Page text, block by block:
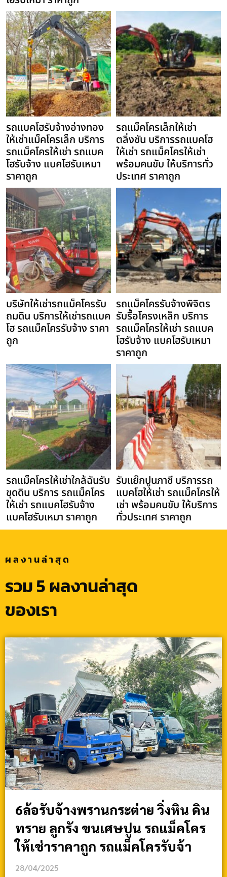
รถแบคโฮรับจ้างอ่างทอง
ให้เช่าแม็คโครเล็ก บริการ
รถแม็คโครให้เช่า รถแบค
โฮรับจ้าง แบคโฮรับเหมา
ราคาถูก
รถแม็คโครเล็กให้เช่า
ตลิ่งชัน บริการรถแบคโฮ
ให้เช่า รถแม็คโครให้เช่า
พร้อมคนขับ ให้บริการทั่ว
ประเทศ ราคาถูก
บริษัทให้เช่ารถแม็คโครรับ
ถมดิน บริการให้เช่ารถแบค
โฮ รถแม็คโครรับจ้าง ราคา
ถูก
รถแม็คโครรับจ้างพิจิตร
รับรื้อโครงเหล็ก บริการ
รถแม็คโครให้เช่า รถแบค
โฮรับจ้าง แบคโฮรับเหมา
ราคาถูก
รถแม็คโครให้เช่าใกล้ฉันรับ
ขุดดิน บริการ รถแม็คโคร
ให้เช่า รถแบคโฮรับจ้าง
แบคโฮรับเหมา ราคาถูก
รับแย๊กปูนภาชี บริการรถ
แบคโฮให้เช่า รถแม็คโครให้
เช่า พร้อมคนขับ ให้บริการ
ทั่วประเทศ ราคาถูก
ผลงานล่าสุด
รวม 5 ผลงานล่าสุด
ของเรา
6ล้อรับจ้างพรานกระต่าย วิ่งหิน ดิน
ทราย ลูกรัง ขนเศษปูน รถแม็คโคร
ให้เช่าราคาถูก รถแม็คโครรับจ้า
28/04/2025